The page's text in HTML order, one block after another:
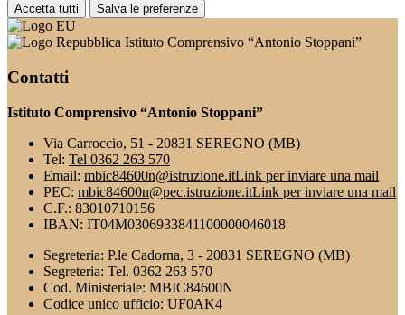
Accetta tutti Salva le preferenze
Istituto Comprensivo “Antonio Stoppani”
Contatti
Istituto Comprensivo “Antonio Stoppani”
Via Carroccio, 51 - 20831 SEREGNO (MB)
Tel: Tel 0362 263 570
Email: mbic84600n@istruzione.itLink per inviare una mail
PEC: mbic84600n@pec.istruzione.itLink per inviare una mail
C.F.: 83010710156
IBAN: IT04M0306933841100000046018
Segreteria: P.le Cadorna, 3 - 20831 SEREGNO (MB)
Segreteria: Tel. 0362 263 570
Cod. Ministeriale: MBIC84600N
Codice unico ufficio: UF0AK4